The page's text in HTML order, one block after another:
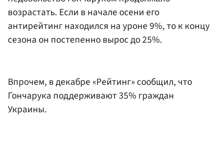
возрастать. Если в начале осени его
антирейтинг находился на уроне 9%, то к концу
сезона он постепенно вырос до 25%.
Впрочем, в декабре «Рейтинг» сообщил, что
Гончарука поддерживают 35% граждан
Украины.